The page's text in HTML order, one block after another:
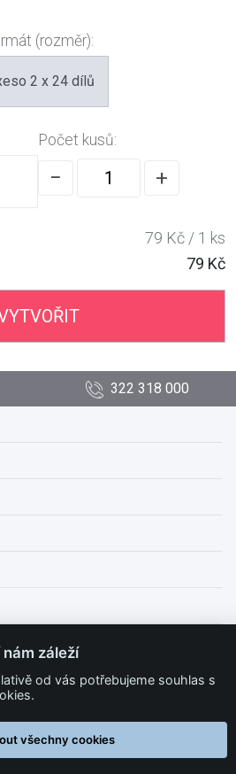
(rozměr):
2 x 24 dílů
Počet kusů:
− +
79 Kč / 1 ks
79 Kč
322 318 000
záleží
od vás potřebujeme souhlas s
všechny cookies